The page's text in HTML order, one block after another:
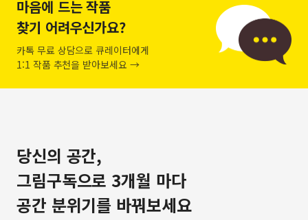
마음에 드는 작품
찾기 어려우신가요?
카톡 무료 상담으로 큐레이터에게
1:1 작품 추천을 받아보세요 →
당신의 공간,
그림구독으로 3개월 마다
공간 분위기를 바꿔보세요